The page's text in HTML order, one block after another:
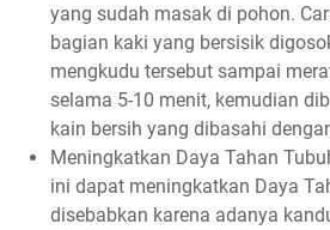
yang sudah masak di pohon.
bagian kaki yang bersisik
mengkudu tersebut sampai
selama 5-10 menit, kemudian
kain bersih yang dibasahi
Meningkatkan Daya Tahan
ini dapat meningkatkan Daya
disebabkan karena adanya